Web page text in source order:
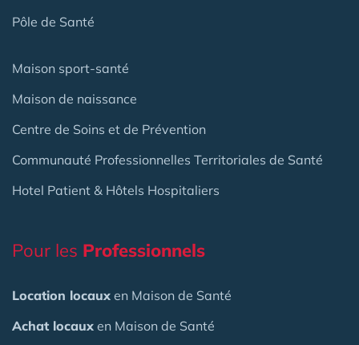
Pôle de Santé
Maison sport-santé
Maison de naissance
Centre de Soins et de Prévention
Communauté Professionnelles Territoriales de Santé
Hotel Patient & Hôtels Hospitaliers
Pour les Professionnels
Location locaux en Maison de Santé
Achat locaux en Maison de Santé